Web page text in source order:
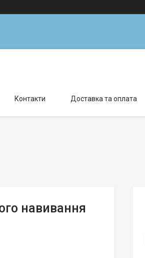
Контакти Доставка та оплата
навивання